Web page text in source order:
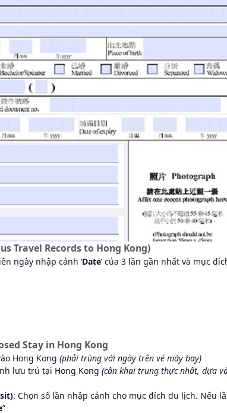
Travel Records to Hong Kong)
ngày nhập cảnh ‘Date’ của 3 lần gần nhất và mục
Stay in Hong Kong
Hong Kong (phải trùng với ngày trên vé máy bay)
lưu trú tại Hong Kong (cần khai trung thực nhất, dựa
: Chọn số lần nhập cảnh cho mục đích du lịch. Nếu
”